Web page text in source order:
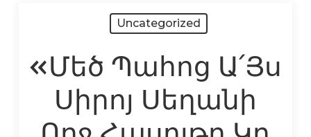
Uncategorized
«Մեծ Պահոց Ա՛Յս
Սիրոյ Սեղանի